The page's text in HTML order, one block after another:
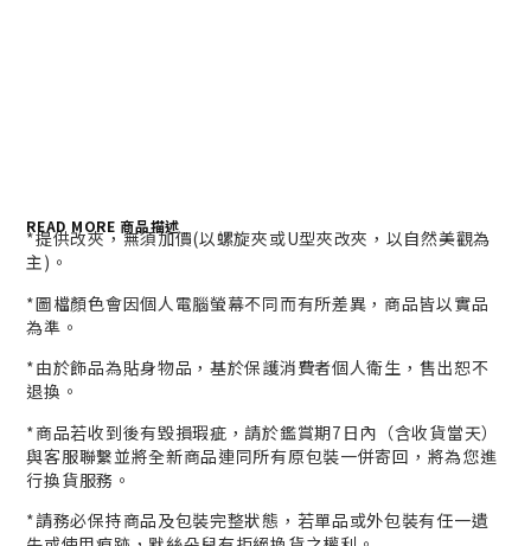
READ MORE 商品描述
*提供改夾，無須加價(以螺旋夾或U型夾改夾，以自然美觀為
主)。
*圖檔顏色會因個人電腦螢幕不同而有所差異，商品皆以實品
為準。
*由於飾品為貼身物品，基於保護消費者個人衛生， 售出恕不
退換。
*商品若收到後有毀損瑕疵，請於鑑賞期7日內（含收貨當天）
與客服聯繫並將全新商品連同所有原包裝一併寄回，將為您進
行換貨服務。
*請務必保持商品及包裝完整狀態，若單品或外包裝有任一遺